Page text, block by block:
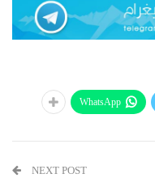
WhatsApp
NEXT POST